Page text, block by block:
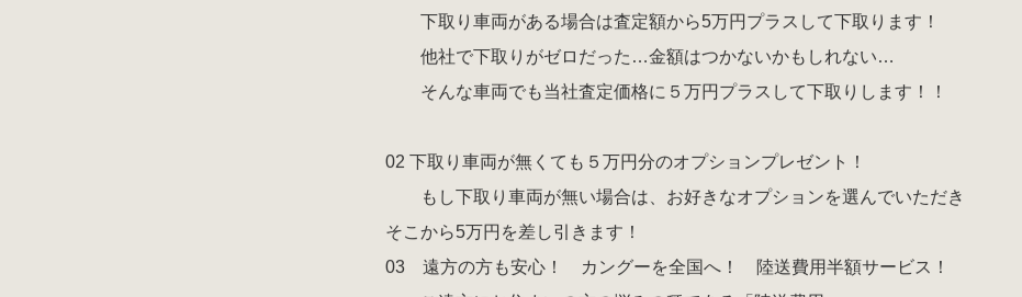
下取り車両がある場合は査定額から5万円プラスして下取ります！
他社で下取りがゼロだった…金額はつかないかもしれない…
そんな車両でも当社査定価格に５万円プラスして下取りします！！
02 下取り車両が無くても５万円分のオプションプレゼント！
もし下取り車両が無い場合は、お好きなオプションを選んでいただき
そこから5万円を差し引きます！
03 遠方の方も安心！ カングーを全国へ！ 陸送費用半額サービス！